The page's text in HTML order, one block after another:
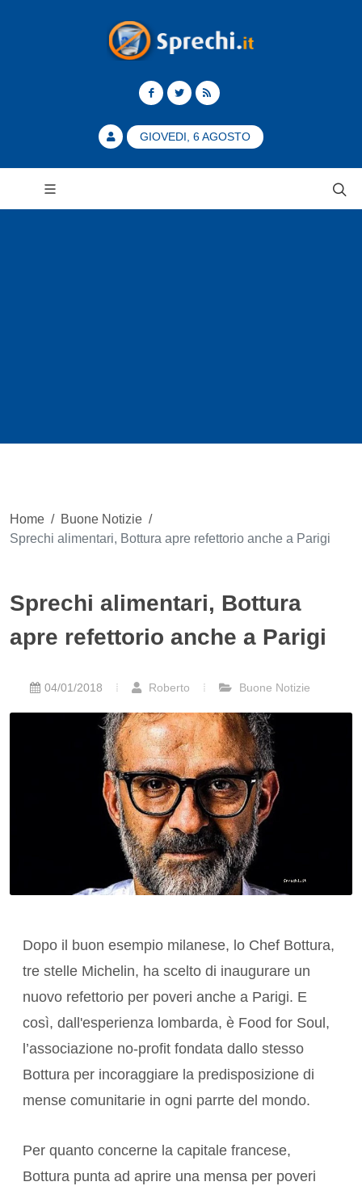
GIOVEDI, 6 AGOSTO
Home / Buone Notizie /
Sprechi alimentari, Bottura apre refettorio anche a Parigi
Sprechi alimentari, Bottura
apre refettorio anche a Parigi
04/01/2018 Roberto Buone Notizie
Dopo il buon esempio milanese, lo Chef Bottura,
tre stelle Michelin, ha scelto di inaugurare un
nuovo refettorio per poveri anche a Parigi. E
così, dall'esperienza lombarda, è Food for Soul,
l’associazione no-profit fondata dallo stesso
Bottura per incoraggiare la predisposizione di
mense comunitarie in ogni parrte del mondo.
Per quanto concerne la capitale francese,
Bottura punta ad aprire una mensa per poveri